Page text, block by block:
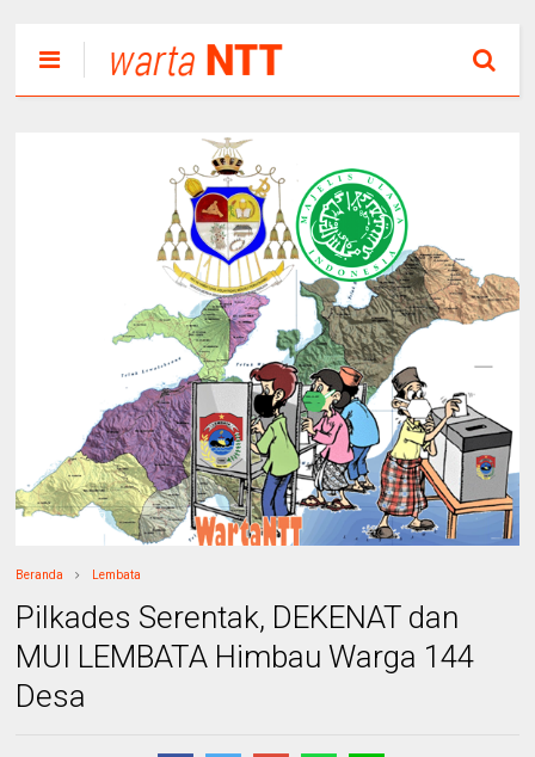
Beranda Lembata
Pilkades Serentak, DEKENAT dan
MUI LEMBATA Himbau Warga 144
Desa